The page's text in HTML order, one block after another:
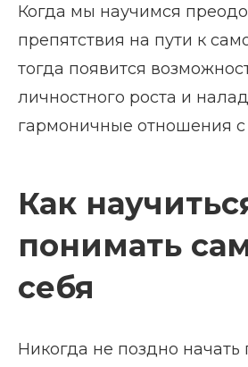
Когда мы научимся
препятствия на пути к
тогда появится
личностного роста и
гармоничные отношения
Как
понимать
себя
Никогда не поздно начать